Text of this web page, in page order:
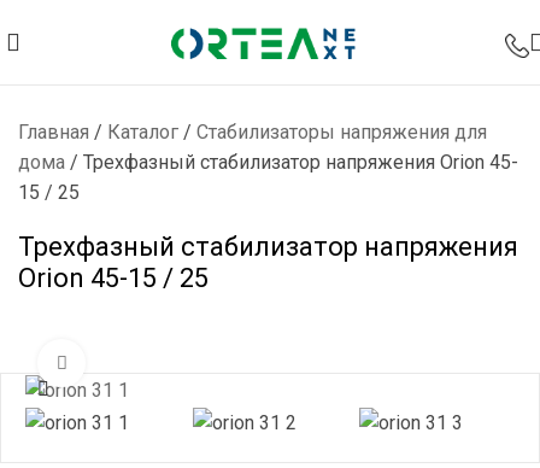
Главная / Каталог / Стабилизаторы напряжения для
дома / Трехфазный стабилизатор напряжения Orion 45-
15 / 25
Трехфазный стабилизатор напряжения
Orion 45-15 / 25